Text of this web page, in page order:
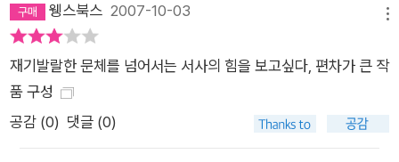
웽스북스 2007-10-03
재기발랄한 문체를 넘어서는 서사의 힘을 보고싶다, 편차가 큰 작
품 구성
공감 (0) 댓글 (0)